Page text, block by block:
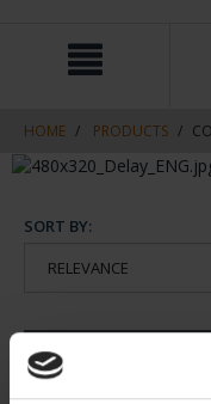
navigation
HOME PRODUCTS
SORT BY: